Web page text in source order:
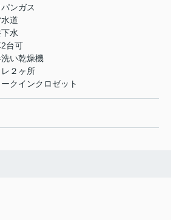
ンガス
道
水
台可
い乾燥機
レ２ヶ所
クインクロゼット